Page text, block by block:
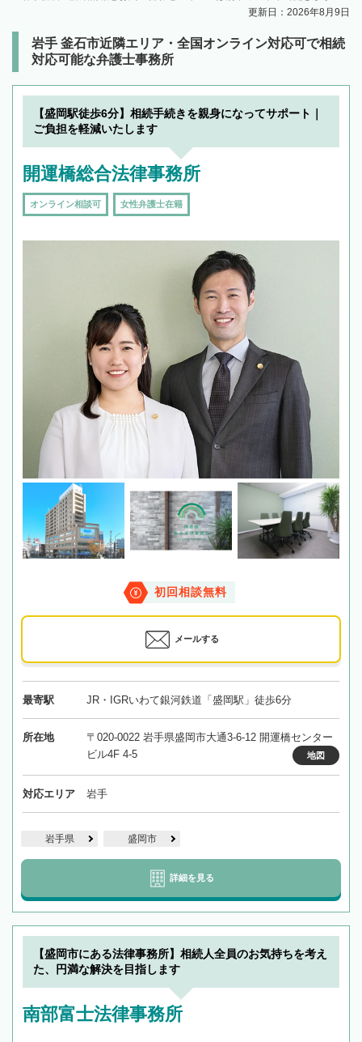
更新日：2026年8月9日
岩手 釜石市近隣エリア・全国オンライン対応可で相続
対応可能な弁護士事務所
【盛岡駅徒歩6分】相続手続きを親身になってサポート｜
ご負担を軽減いたします
開運橋総合法律事務所
オンライン相談可 女性弁護士在籍
初回相談無料
メールする
最寄駅 JR・IGRいわて銀河鉄道「盛岡駅」徒歩6分
所在地
〒020-0022 岩手県盛岡市大通3-6-12 開運橋センター
ビル4F 4-5
地図
対応エリア 岩手
岩手県 盛岡市
詳細を見る
【盛岡市にある法律事務所】相続人全員のお気持ちを考え
た、円満な解決を目指します
南部富士法律事務所